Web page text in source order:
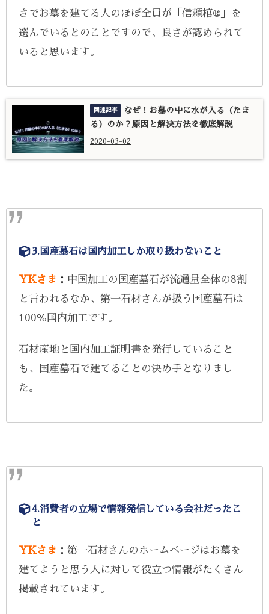
さでお墓を建てる人のほぼ全員が「信頼棺®」を
選んでいるとのことですので、良さが認められて
いると思います。
なぜ！お墓の中に水が入る（たま
る）のか？原因と解決方法を徹底解説
2020-03-02
3.国産墓石は国内加工しか取り扱わないこと
YKさま ： 中国加工の国産墓石が流通量全体の8割
と言われるなか、第一石材さんが扱う国産墓石は
100％国内加工です。
石材産地と国内加工証明書を発行していること
も、国産墓石で建てることの決め手となりまし
た。
4.消費者の立場で情報発信している会社だったこ
と
YKさま ： 第一石材さんのホームページはお墓を
建てようと思う人に対して役立つ情報がたくさん
掲載されています。